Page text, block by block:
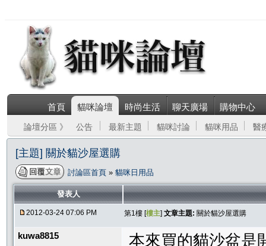
首頁 貓咪論壇 時尚生活 聊天廣場 購物中心
論壇分區 》 公告 最新主題 貓咪討論 貓咪用品 醫
[主題] 關於貓沙屋選購
討論區首頁 » 貓咪日用品
發表人
2012-03-24 07:06 PM 第1樓 [樓主] 文章主題: 關於貓沙屋選購
kuwa8815
本來買的貓沙盆是